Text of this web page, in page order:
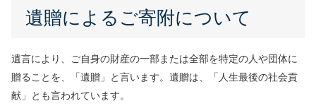
遺贈によるご寄附について
遺言により、ご自身の財産の一部または全部を特定の人や団体に
贈ることを、「遺贈」と言います。遺贈は、「人生最後の社会貢
献」とも言われています。